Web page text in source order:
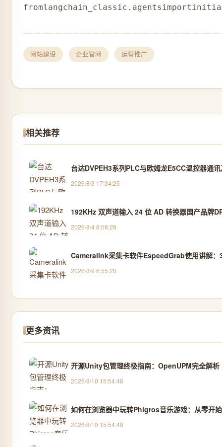
fromlangchain_classic . agentsimport
网站建设 企业官网 运营推广
相关推荐
台达DVPEH3系列PLC与欧姆龙E5CC温控器通
2026/8/3 17:34:25
192KHz 双声道输入 24 位 AD 转换器国产品牌
2026/8/4 8:08:28
Cameralink采集卡软件EspeedGrab使用讲解：
2026/8/9 6:55:20
更多资讯
开源Unity包管理终极指南：OpenUPM完全解析
2026/8/10 15:54:48
如何在浏览器中玩转Phigros音乐游戏：从零开
2026/8/10 15:54:48